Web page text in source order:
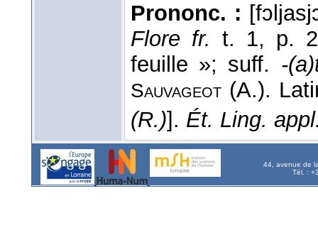
Prononc. :
Flore fr. t. 1, p.
feuille »; suff. -
Sauvageot (A.).
(R.)]. Ét. Ling.
44, avenue de
Tél. :